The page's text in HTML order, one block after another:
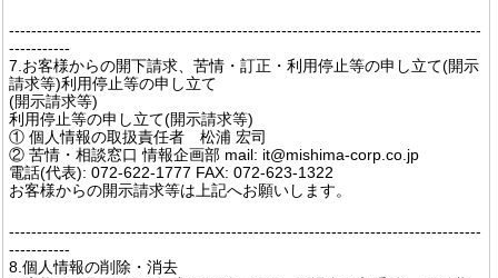
-------------------------------------------------------------------------------------
-----------
7.お客様からの開下請求、苦情・訂正・利用停止等の申し立て(開示
請求等)利用停止等の申し立て
(開示請求等)
利用停止等の申し立て(開示請求等)
① 個人情報の取扱責任者 松浦 宏司
② 苦情・相談窓口 情報企画部 mail: it@mishima-corp.co.jp
電話(代表): 072-622-1777 FAX: 072-623-1322
お客様からの開示請求等は上記へお願いします。
-------------------------------------------------------------------------------------
-----------
8.個人情報の削除・消去